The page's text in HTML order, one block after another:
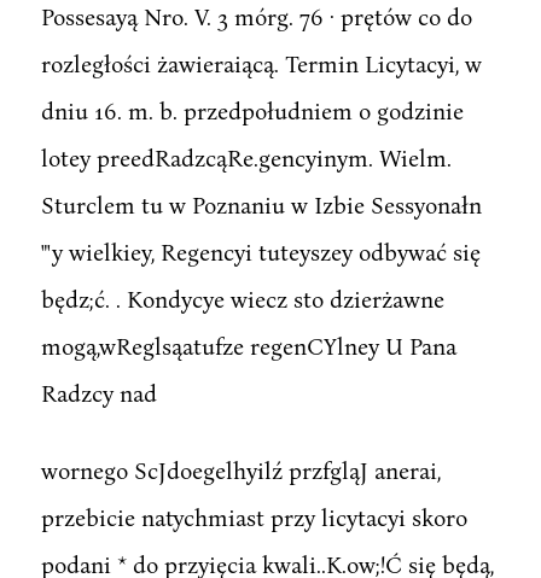
Possesayą Nro. V. 3 mórg. 76 · prętów co do
rozległości żawieraiącą. Termin Licytacyi, w
dniu 16. m. b. przedpołudniem o godzinie
lotey preedRadzcąRe.gencyinym. Wielm.
Sturclem tu w Poznaniu w Izbie Sessyonałn
"'y wielkiey, Regencyi tuteyszey odbywać się
będz;ć. . Kondycye wiecz sto dzierżawne
mogą,wReglsąatufze regenCYlney U Pana
Radzcy nad
wornego ScJdoegelhyilź przfgląJ anerai,
przebicie natychmiast przy licytacyi skoro
podani * do przyięcia kwali..K.ow;!Ć się będą,